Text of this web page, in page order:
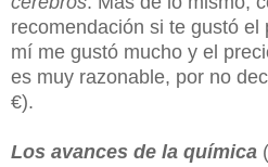
recomendación si te gustó el
mí me gustó mucho y el
es muy razonable, por no
€).
Los avances de la química